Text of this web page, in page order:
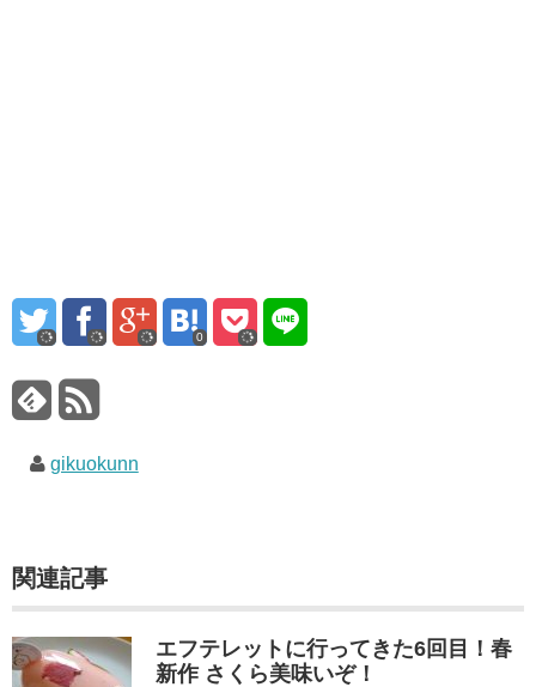
0
gikuokunn
関連記事
エフテレットに行ってきた6回目！春
新作 さくら美味いぞ！